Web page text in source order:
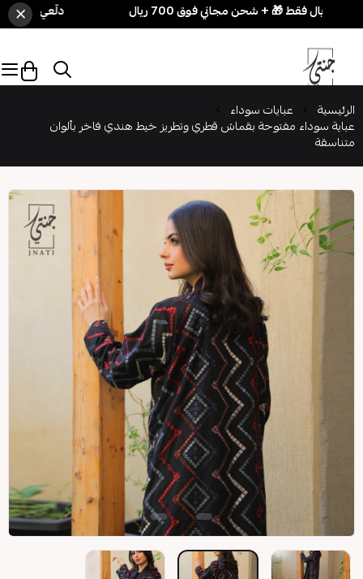
دلّعي نفسك بسهولة! 3 قطع بـ 250 ريال فقط 🎁 +
×
الرئيسية عبايات سوداء
عباية سوداء مفتوحة بقماش قطري وتطريز خيط هندي فاخر بألوان
متناسقة